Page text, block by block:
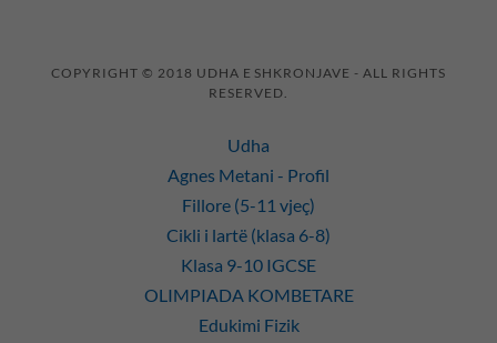
COPYRIGHT © 2018 UDHA E SHKRONJAVE - ALL RIGHTS
RESERVED.
Udha
Agnes Metani - Profil
Fillore (5-11 vjeç)
Cikli i lartë (klasa 6-8)
Klasa 9-10 IGCSE
OLIMPIADA KOMBETARE
Edukimi Fizik